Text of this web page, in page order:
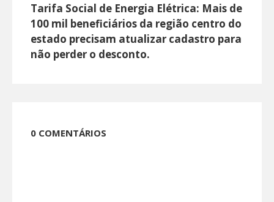
Tarifa Social de Energia Elétrica: Mais de
100 mil beneficiários da região centro do
estado precisam atualizar cadastro para
não perder o desconto.
0 COMENTÁRIOS